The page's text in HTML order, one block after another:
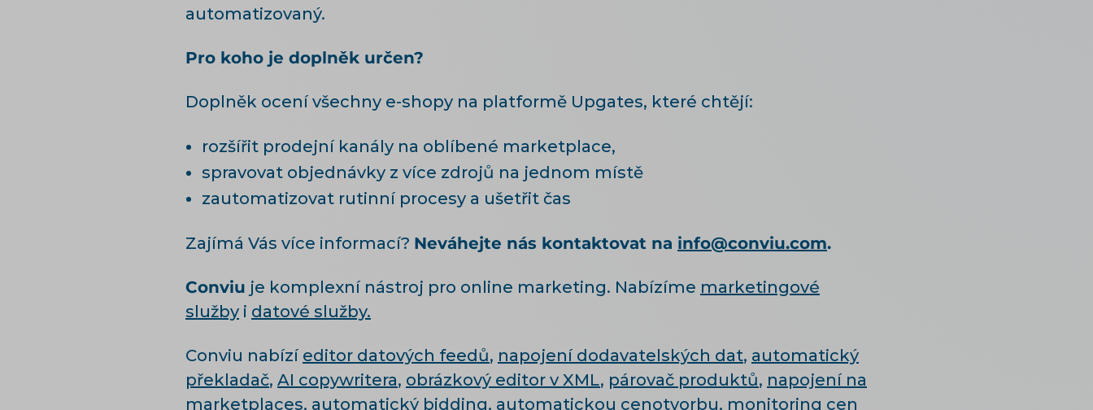
automatizovaný.
Pro koho je doplněk určen?
Doplněk ocení všechny e-shopy na platformě Upgates, které chtějí:
rozšířit prodejní kanály na oblíbené marketplace,
spravovat objednávky z více zdrojů na jednom místě
zautomatizovat rutinní procesy a ušetřit čas
Zajímá Vás více informací? Neváhejte nás kontaktovat na info@conviu.com.
Conviu je komplexní nástroj pro online marketing. Nabízíme marketingové
služby i datové služby.
Conviu nabízí editor datových feedů, napojení dodavatelských dat, automatický
překladač, AI copywritera, obrázkový editor v XML, párovač produktů, napojení na
marketplaces, automatický bidding, automatickou cenotvorbu, monitoring cen